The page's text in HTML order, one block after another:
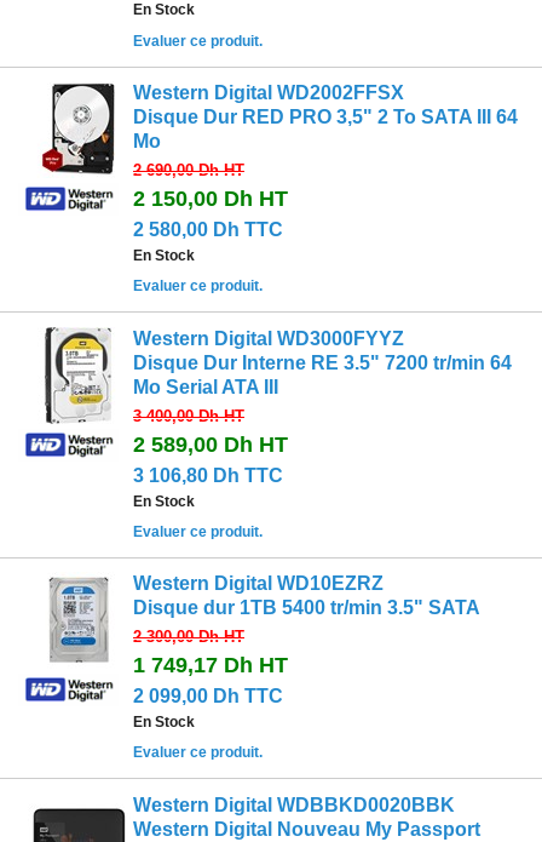
En Stock
Evaluer ce produit.
Western Digital WD2002FFSX
Disque Dur RED PRO 3,5" 2 To SATA III 64
Mo
2 690,00 DhHT
2 150,00 Dh HT
2 580,00 Dh TTC
En Stock
Evaluer ce produit.
Western Digital WD3000FYYZ
Disque Dur Interne RE 3.5" 7200 tr/min 64
Mo Serial ATA III
3 400,00 DhHT
2 589,00 Dh HT
3 106,80 Dh TTC
En Stock
Evaluer ce produit.
Western Digital WD10EZRZ
Disque dur 1TB 5400 tr/min 3.5" SATA
2 300,00 DhHT
1 749,17 Dh HT
2 099,00 Dh TTC
En Stock
Evaluer ce produit.
Western Digital WDBBKD0020BBK
Western Digital Nouveau My Passport